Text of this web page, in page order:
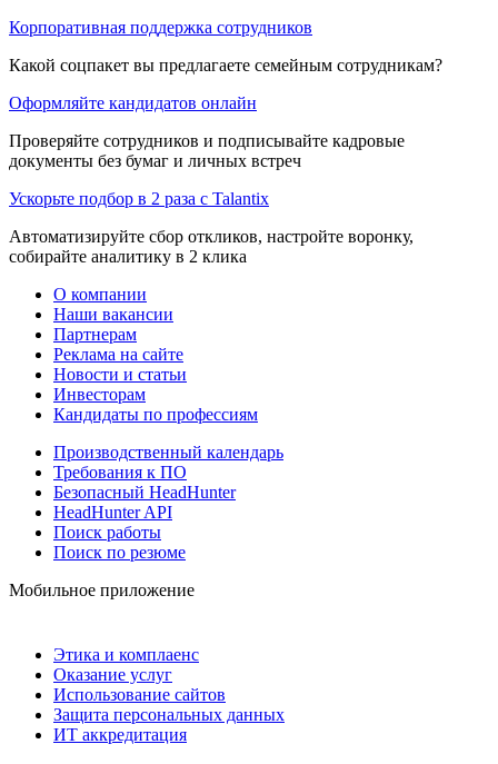
Корпоративная поддержка сотрудников
Какой соцпакет вы предлагаете семейным сотрудникам?
Оформляйте кандидатов онлайн
Проверяйте сотрудников и подписывайте кадровые
документы без бумаг и личных встреч
Ускорьте подбор в 2 раза с Talantix
Автоматизируйте сбор откликов, настройте воронку,
собирайте аналитику в 2 клика
О компании
Наши вакансии
Партнерам
Реклама на сайте
Новости и статьи
Инвесторам
Кандидаты по профессиям
Производственный календарь
Требования к ПО
Безопасный HeadHunter
HeadHunter API
Поиск работы
Поиск по резюме
Мобильное приложение
Этика и комплаенс
Оказание услуг
Использование сайтов
Защита персональных данных
ИТ аккредитация